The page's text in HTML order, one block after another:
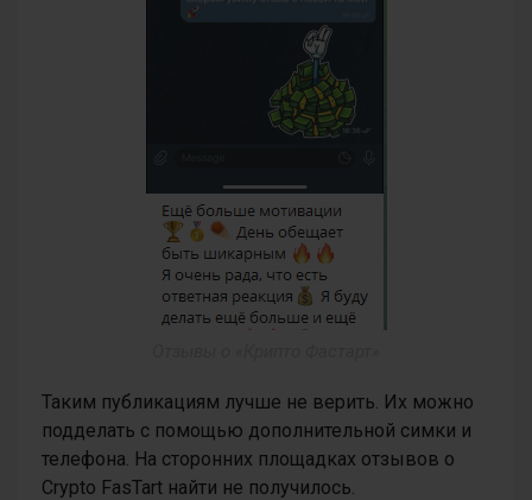
Таким публикациям лучше не верить. Их можно
подделать с помощью дополнительной симки и
телефона. На сторонних площадках отзывов о
Crypto FasTart найти не получилось.